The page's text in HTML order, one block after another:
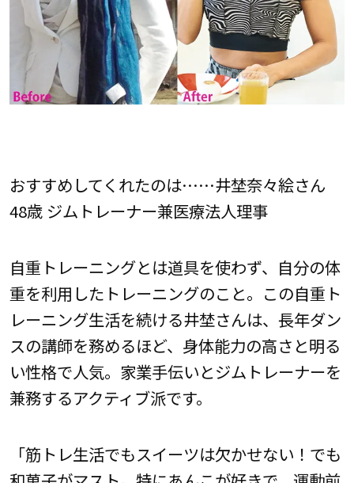
おすすめしてくれたのは……井埜奈々絵さん
48歳 ジムトレーナー兼医療法人理事
自重トレーニングとは道具を使わず、自分の体
重を利用したトレーニングのこと。この自重ト
レーニング生活を続ける井埜さんは、長年ダン
スの講師を務めるほど、身体能力の高さと明る
い性格で人気。家業手伝いとジムトレーナーを
兼務するアクティブ派です。
「筋トレ生活でもスイーツは欠かせない！でも